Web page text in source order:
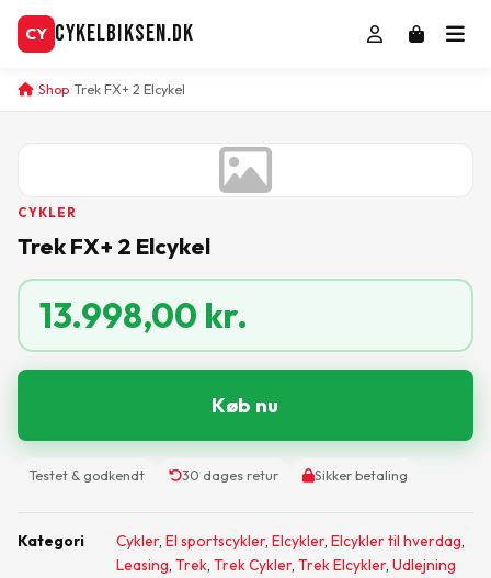
CY CykelBiksen.dk
Shop Trek FX+ 2 Elcykel
CYKLER
Trek FX+ 2 Elcykel
13.998,00 kr.
Køb nu
Testet & godkendt 30 dages retur Sikker betaling
Kategori Cykler, El sportscykler, Elcykler, Elcykler til hverdag,
Leasing, Trek, Trek Cykler, Trek Elcykler, Udlejning